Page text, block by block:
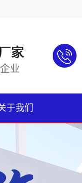
家
业
于我们